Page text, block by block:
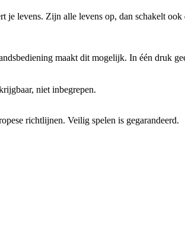
levens. Zijn alle levens op, dan schakelt
maakt dit mogelijk. In één druk
niet inbegrepen.
richtlijnen. Veilig spelen is gegarandeerd.